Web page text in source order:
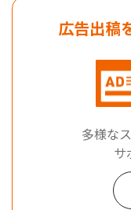
広告出稿
多様な
サ